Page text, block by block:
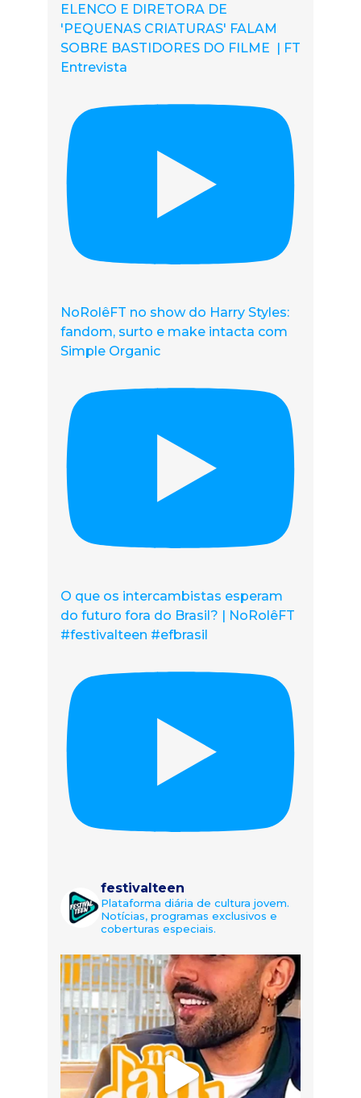
ELENCO E DIRETORA DE
'PEQUENAS CRIATURAS' FALAM
SOBRE BASTIDORES DO FILME | FT
Entrevista
NoRolêFT no show do Harry Styles:
fandom, surto e make intacta com
Simple Organic
O que os intercambistas esperam
do futuro fora do Brasil? | NoRolêFT
#festivalteen #efbrasil
festivalteen
Plataforma diária de cultura jovem.
Notícias, programas exclusivos e
coberturas especiais.